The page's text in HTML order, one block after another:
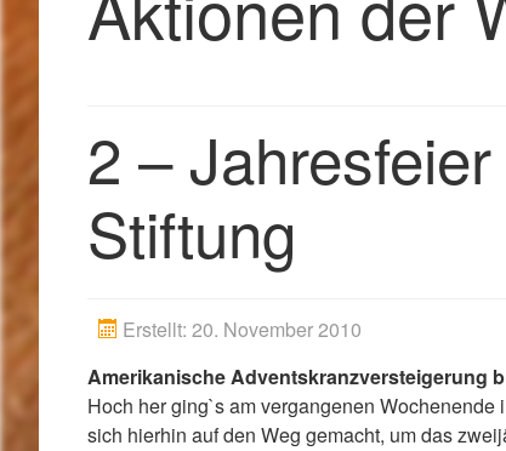
2 –
Stiftung
Erstellt: 20. November 2010
Amerikanische Adventskranzversteigerung
Hoch her ging`s am vergangenen
sich hierhin auf den Weg gemacht, um das